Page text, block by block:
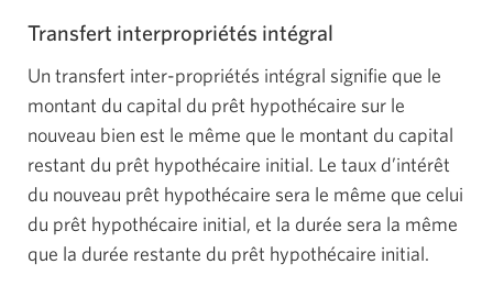
Transfert inter­propriétés intégral
Un transfert inter-propriétés intégral signifie que le
montant du capital du prêt hypothécaire sur le
nouveau bien est le même que le montant du capital
restant du prêt hypothécaire initial. Le taux d’intérêt
du nouveau prêt hypothécaire sera le même que celui
du prêt hypothécaire initial, et la durée sera la même
que la durée restante du prêt hypothécaire initial.